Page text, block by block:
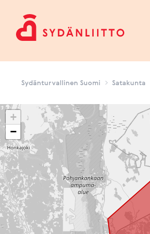
Sydänturvallinen Suomi Satakunta
+
−